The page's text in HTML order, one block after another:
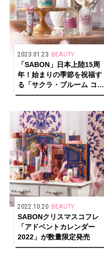
2023.01.23 BEAUTY
「SABON」日本上陸15周
年！始まりの季節を祝福す
る「サクラ・ブルーム コレ
クション」が数量限定発売
2022.10.20 BEAUTY
SABONクリスマスコフレ
「アドベントカレンダー
2022」が数量限定発売